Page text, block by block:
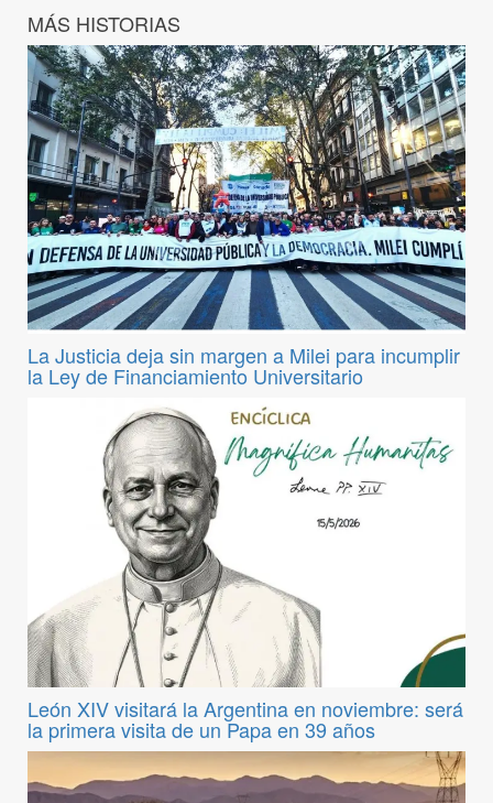
MÁS HISTORIAS
La Justicia deja sin margen a Milei para incumplir
la Ley de Financiamiento Universitario
León XIV visitará la Argentina en noviembre: será
la primera visita de un Papa en 39 años